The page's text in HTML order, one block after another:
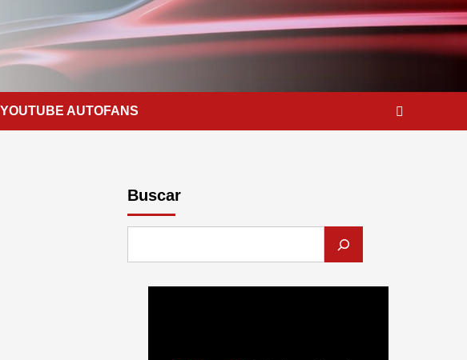
YOUTUBE AUTOFANS
Buscar